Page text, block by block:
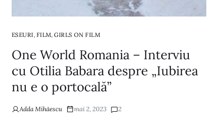
ESEURI, FILM,GIRLS ON FILM
One World Romania – Interviu
cu Otilia Babara despre „Iubirea
nu e o portocală”
Adda Mihăescu mai 2, 2023 2